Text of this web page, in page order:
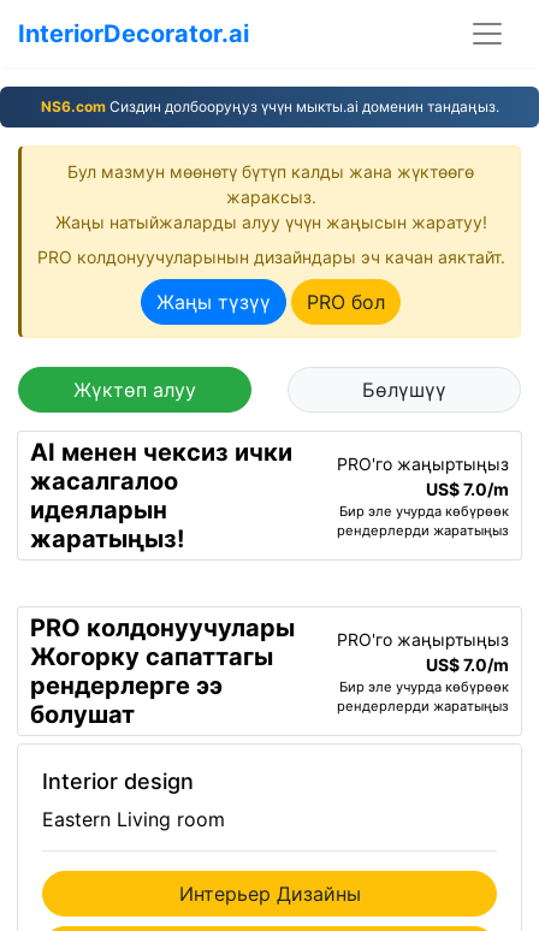
InteriorDecorator.ai
NS6.comСиздин долбооруңуз үчүн мыкты.ai доменин тандаңыз.
Бул мазмун мөөнөтү бүтүп калды жана жүктөөгө
жараксыз.
Жаңы натыйжаларды алуу үчүн жаңысын жаратуу!
PRO колдонуучуларынын дизайндары эч качан аяктайт.
Жаңы түзүү PRO бол
Жүктөп алуу Бөлүшүү
AI менен чексиз ички
жасалгалоо
идеяларын
жаратыңыз!
PRO'го жаңыртыңыз
US$ 7.0/m
Бир эле учурда көбүрөөк
рендерлерди жаратыңыз
PRO колдонуучулары
Жогорку сапаттагы
рендерлерге ээ
болушат
PRO'го жаңыртыңыз
US$ 7.0/m
Бир эле учурда көбүрөөк
рендерлерди жаратыңыз
Interior design
Eastern Living room
Интерьер Дизайны